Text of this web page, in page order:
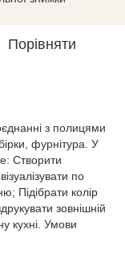
Порівняти
з полицями
фурнітура. У
Створити
по
Підібрати колір
зовнішній
кухні. Умови